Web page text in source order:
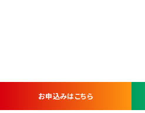
お申込みはこちら